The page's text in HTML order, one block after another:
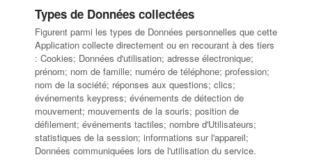
Types de Données collectées
Figurent parmi les types de Données personnelles que cette
Application collecte directement ou en recourant à des tiers
: Cookies; Données d'utilisation; adresse électronique;
prénom; nom de famille; numéro de téléphone; profession;
nom de la société; réponses aux questions; clics;
événements keypress; événements de détection de
mouvement; mouvements de la souris; position de
défilement; événements tactiles; nombre d'Utilisateurs;
statistiques de la session; informations sur l'appareil;
Données communiquées lors de l'utilisation du service.